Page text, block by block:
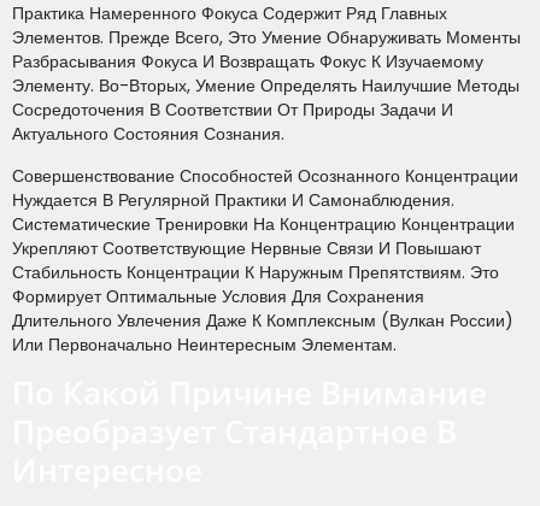
Практика Намеренного Фокуса Содержит Ряд Главных
Элементов. Прежде Всего, Это Умение Обнаруживать Моменты
Разбрасывания Фокуса И Возвращать Фокус К Изучаемому
Элементу. Во-Вторых, Умение Определять Наилучшие Методы
Сосредоточения В Соответствии От Природы Задачи И
Актуального Состояния Сознания.
Совершенствование Способностей Осознанного Концентрации
Нуждается В Регулярной Практики И Самонаблюдения.
Систематические Тренировки На Концентрацию Концентрации
Укрепляют Соответствующие Нервные Связи И Повышают
Стабильность Концентрации К Наружным Препятствиям. Это
Формирует Оптимальные Условия Для Сохранения
Длительного Увлечения Даже К Комплексным (вулкан России)
Или Первоначально Неинтересным Элементам.